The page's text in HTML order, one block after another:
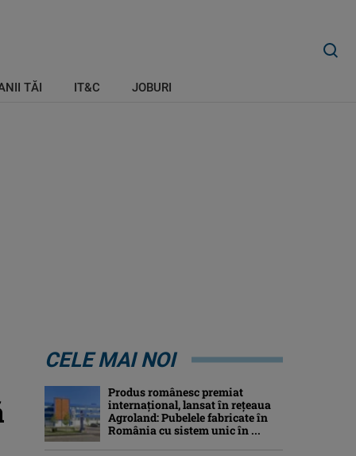
TĂI IT&C JOBURI
CELE MAI NOI
Produs românesc premiat
internațional, lansat în rețeaua
Agroland: Pubelele fabricate în
România cu sistem unic în ...